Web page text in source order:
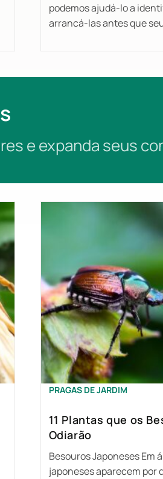
podemos ajudá-lo a
arrancá-las antes que
e expanda seus
PRAGAS DE JARDIM
11 Plantas que os
Odiarão
Besouros Japoneses Em
japoneses aparecem por